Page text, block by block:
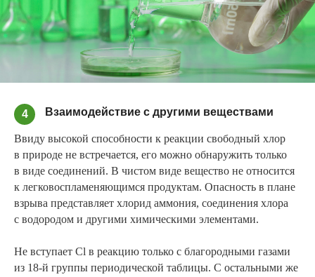
4 Взаимодействие с другими веществами
Ввиду высокой способности к реакции свободный хлор
в природе не встречается, его можно обнаружить только
в виде соединений. В чистом виде вещество не относится
к легковоспламеняющимся продуктам. Опасность в плане
взрыва представляет хлорид аммония, соединения хлора
с водородом и другими химическими элементами.
Не вступает Cl в реакцию только с благородными газами
из 18-й группы периодической таблицы. С остальными же